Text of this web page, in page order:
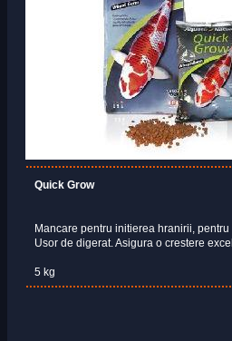
Quick Grow
Mancare pentru initierea hranirii,
Usor de digerat. Asigura o crestere
5 kg